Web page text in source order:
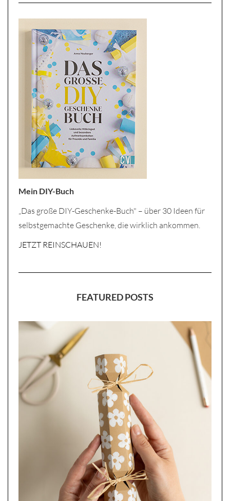
Mein DIY-Buch
„Das große DIY-Geschenke-Buch" – über 30 Ideen für
selbstgemachte Geschenke, die wirklich ankommen.
JETZT REINSCHAUEN!
FEATURED POSTS